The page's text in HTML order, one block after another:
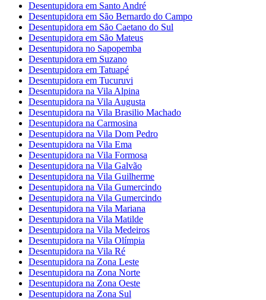
Desentupidora em Santo André
Desentupidora em São Bernardo do Campo
Desentupidora em São Caetano do Sul
Desentupidora em São Mateus
Desentupidora no Sapopemba
Desentupidora em Suzano
Desentupidora em Tatuapé
Desentupidora em Tucuruvi
Desentupidora na Vila Alpina
Desentupidora na Vila Augusta
Desentupidora na Vila Brasilio Machado
Desentupidora na Carmosina
Desentupidora na Vila Dom Pedro
Desentupidora na Vila Ema
Desentupidora na Vila Formosa
Desentupidora na Vila Galvão
Desentupidora na Vila Guilherme
Desentupidora na Vila Gumercindo
Desentupidora na Vila Gumercindo
Desentupidora na Vila Mariana
Desentupidora na Vila Matilde
Desentupidora na Vila Medeiros
Desentupidora na Vila Olímpia
Desentupidora na Vila Ré
Desentupidora na Zona Leste
Desentupidora na Zona Norte
Desentupidora na Zona Oeste
Desentupidora na Zona Sul